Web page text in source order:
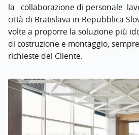
la collaborazione di personale
città di Bratislava in Repubblica
volte a proporre la soluzione più
di costruzione e montaggio,
richieste del Cliente.